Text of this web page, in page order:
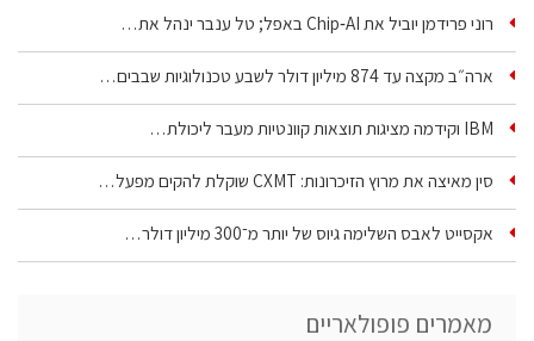
רוני פרידמן יוביל את Chip‑AI באפל; טל ענבר ינהל את…
ארה״ב מקצה עד 874 מיליון דולר לשבע טכנולוגיות שבבים…
IBM וקידמה מציגות תוצאות קוונטיות מעבר ליכולת…
סין מאיצה את מרוץ הזיכרונות: CXMT שוקלת להקים מפעל…
אקסייט לאבס השלימה גיוס של יותר מ־300 מיליון דולר…
מאמרים פופולאריים